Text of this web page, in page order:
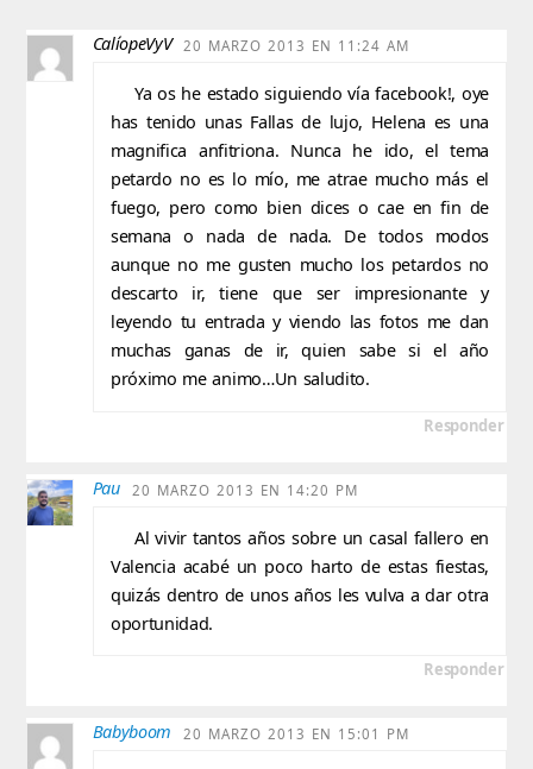
CalíopeVyV 20 MARZO 2013 EN 11:24 AM
Ya os he estado siguiendo vía facebook!, oye
has tenido unas Fallas de lujo, Helena es una
magnifica anfitriona. Nunca he ido, el tema
petardo no es lo mío, me atrae mucho más el
fuego, pero como bien dices o cae en fin de
semana o nada de nada. De todos modos
aunque no me gusten mucho los petardos no
descarto ir, tiene que ser impresionante y
leyendo tu entrada y viendo las fotos me dan
muchas ganas de ir, quien sabe si el año
próximo me animo…Un saludito.
Responder
Pau 20 MARZO 2013 EN 14:20 PM
Al vivir tantos años sobre un casal fallero en
Valencia acabé un poco harto de estas fiestas,
quizás dentro de unos años les vulva a dar otra
oportunidad.
Responder
Babyboom 20 MARZO 2013 EN 15:01 PM